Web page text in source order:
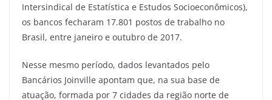
Intersindical de Estatística e Estudos Socioeconômicos),
os bancos fecharam 17.801 postos de trabalho no
Brasil, entre janeiro e outubro de 2017.
Nesse mesmo período, dados levantados pelo
Bancários Joinville apontam que, na sua base de
atuação, formada por 7 cidades da região norte de